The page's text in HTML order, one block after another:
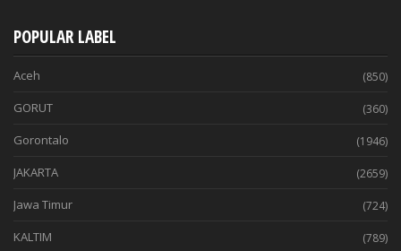
POPULAR LABEL
Aceh (850)
GORUT (360)
Gorontalo (1946)
JAKARTA (2659)
Jawa Timur (724)
KALTIM (789)